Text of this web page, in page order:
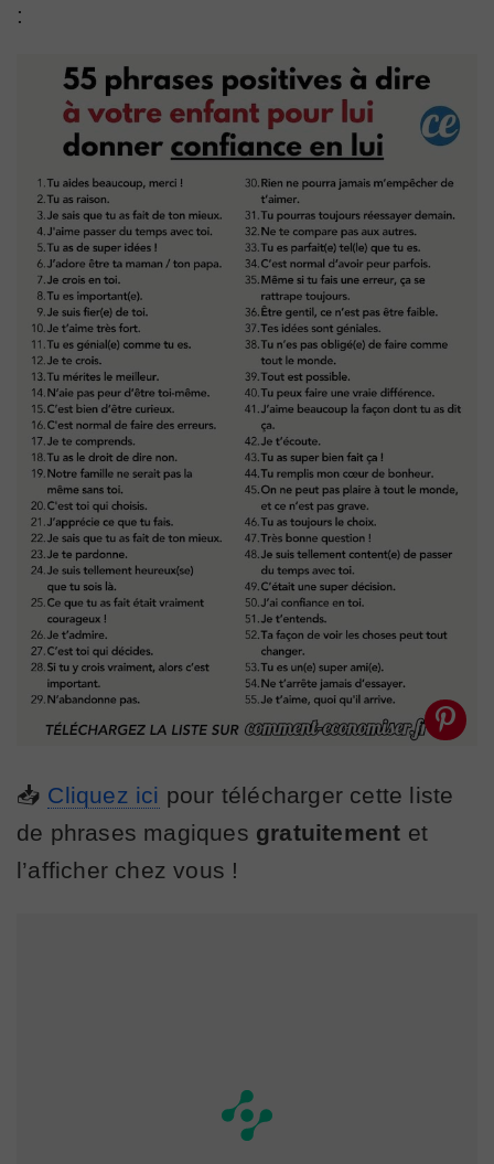
:
📥 Cliquez ici pour télécharger cette liste
de phrases magiques gratuitement et
l’afficher chez vous !